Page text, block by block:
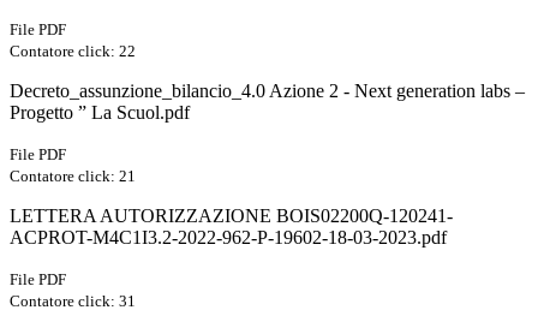
File PDF
Contatore click: 22
Decreto_assunzione_bilancio_4.0 Azione 2 - Next generation labs –
Progetto ” La Scuol.pdf
File PDF
Contatore click: 21
LETTERA AUTORIZZAZIONE BOIS02200Q-120241-
ACPROT-M4C1I3.2-2022-962-P-19602-18-03-2023.pdf
File PDF
Contatore click: 31